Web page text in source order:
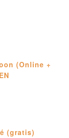
(Online +
(gratis)